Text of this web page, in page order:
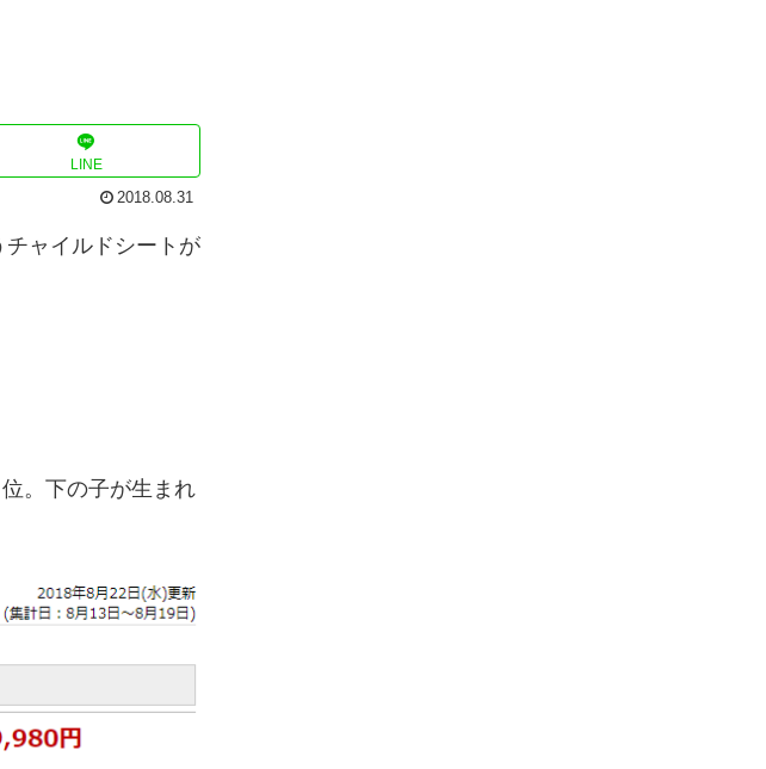
LINE
2018.08.31
チャイルドシートが
。下の子が生まれ